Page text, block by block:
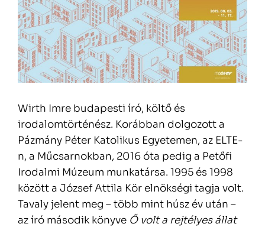
Wirth Imre budapesti író, költő és
irodalomtörténész. Korábban dolgozott a
Pázmány Péter Katolikus Egyetemen, az ELTE-
n, a Műcsarnokban, 2016 óta pedig a Petőfi
Irodalmi Múzeum munkatársa. 1995 és 1998
között a József Attila Kör elnökségi tagja volt.
Tavaly jelent meg – több mint húsz év után –
az író második könyve Ő volt a rejtélyes állat